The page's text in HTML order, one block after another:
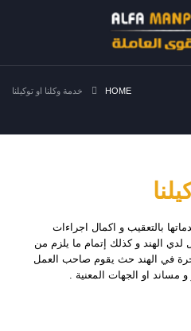
HOME خدمة وكلنا او توكيلنا
بالتعقيب و اكمال اجراءات
الهند و كذلك إتمام ما يلزم من
في الهند حث يقوم صاحب العمل
و مساند او الجهات المعنية .